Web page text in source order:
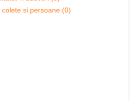
si persoane (0)